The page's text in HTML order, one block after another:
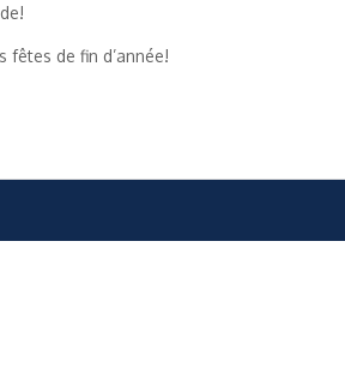
de fin d’année!